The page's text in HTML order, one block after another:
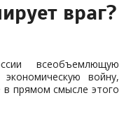
враг?
всеобъемлющую
войну,
в прямом смысле этого